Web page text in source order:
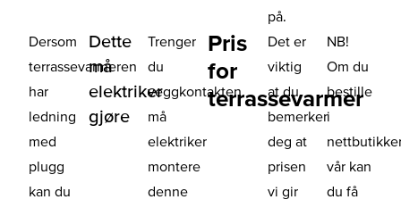
på.
Dersom
terrassevarmeren
har
ledning
med
plugg
kan du
Dette
må
elektriker
gjøre
Trenger
du
veggkontakten
må
elektriker
montere
denne
Pris
for
terrassevarmer
Det er
viktig
at du
bemerker
deg at
prisen
vi gir
NB!
Om du
bestille
i
vår kan
du få